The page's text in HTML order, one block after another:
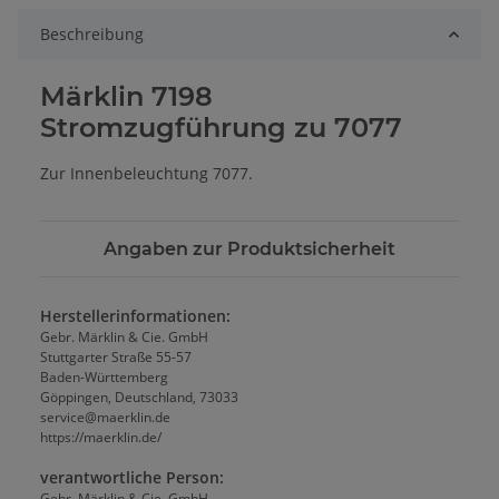
Beschreibung
Märklin 7198
Stromzugführung zu 7077
Zur Innenbeleuchtung 7077.
Angaben zur Produktsicherheit
Herstellerinformationen:
Gebr. Märklin & Cie. GmbH
Stuttgarter Straße 55-57
Baden-Württemberg
Göppingen, Deutschland, 73033
service@maerklin.de
https://maerklin.de/
verantwortliche Person: